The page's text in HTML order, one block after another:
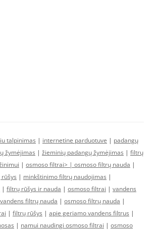
talpinimas | internetine parduotuve | padangų
žymėjimas | žieminių padangų žymėjimas | filtrų
| osmoso filtrai> | osmoso filtrų nauda |
| minkštinimo filtrų naudojimas |
| filtrų rūšys ir nauda | osmoso filtrai | vandens
vandens filtrų nauda | osmoso filtrų nauda |
| filtrų rūšys | apie geriamo vandens filtrus |
| namui naudingi osmoso filtrai | osmoso